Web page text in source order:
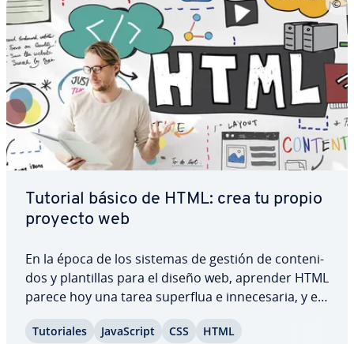
Tutorial básico de HTML: crea tu propio
proyecto web
En la época de los sistemas de gestión de co­n­te­ni­
dos y pla­n­ti­llas para el diseño web, aprender HTML
parece hoy una tarea superflua e in­ne­ce­sa­ria, y en
realidad es todo lo contrario. En cuanto se
presentan problemas de fu­n­cio­na­mie­n­to en una
Tu­to­ria­les Ja­va­S­cri­pt CSS HTML